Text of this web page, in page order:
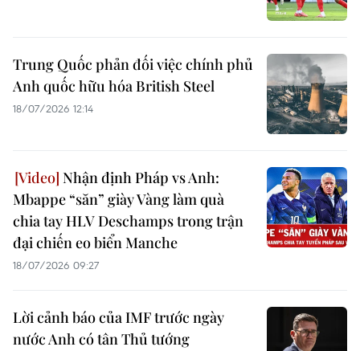
Trung Quốc phản đối việc chính phủ
Anh quốc hữu hóa British Steel
18/07/2026 12:14
Nhận định Pháp vs Anh:
Mbappe “săn” giày Vàng làm quà
chia tay HLV Deschamps trong trận
đại chiến eo biển Manche
18/07/2026 09:27
Lời cảnh báo của IMF trước ngày
nước Anh có tân Thủ tướng